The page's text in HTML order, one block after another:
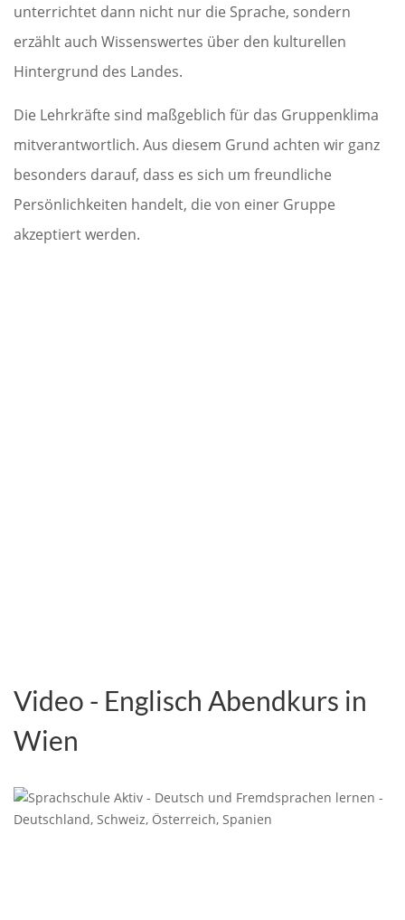
unterrichtet dann nicht nur die Sprache, sondern
erzählt auch Wissenswertes über den kulturellen
Hintergrund des Landes.
Die Lehrkräfte sind maßgeblich für das Gruppenklima
mitverantwortlich. Aus diesem Grund achten wir ganz
besonders darauf, dass es sich um freundliche
Persönlichkeiten handelt, die von einer Gruppe
akzeptiert werden.
Video - Englisch Abendkurs in
Wien